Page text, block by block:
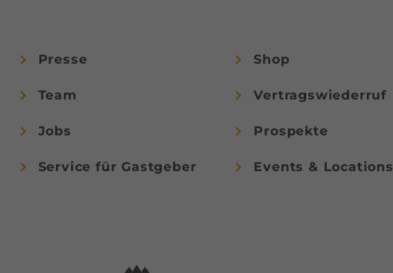
Presse
Team
Jobs
Service für Gastgeber
Shop
Vertragswiederruf
Prospekte
Events & Locations